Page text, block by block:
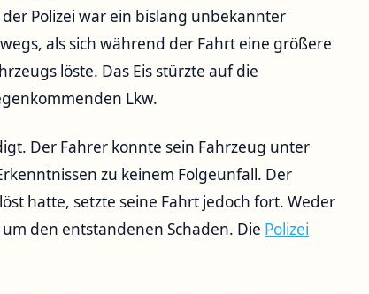
Polizei war ein bislang unbekannter
als sich während der Fahrt eine größere
löste. Das Eis stürzte auf die
Lkw.
Der Fahrer konnte sein Fahrzeug unter
zu keinem Folgeunfall. Der
hatte, setzte seine Fahrt jedoch fort. Weder
den entstandenen Schaden. Die Polizei